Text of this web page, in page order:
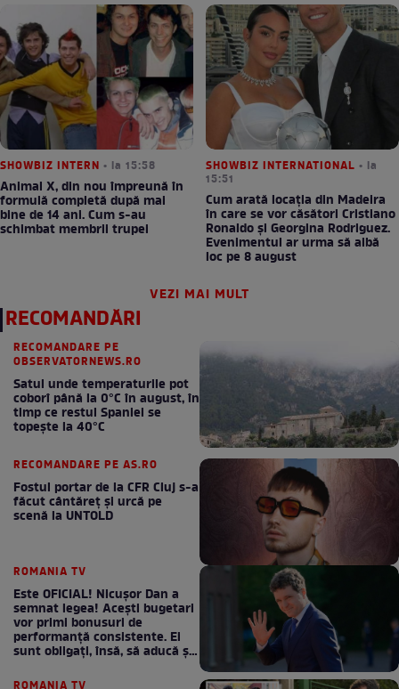
SHOWBIZ INTERN • la 15:58
Animal X, din nou împreună în
formulă completă după mai
bine de 14 ani. Cum s-au
schimbat membrii trupei
SHOWBIZ INTERNATIONAL • la
15:51
Cum arată locația din Madeira
în care se vor căsători Cristiano
Ronaldo și Georgina Rodriguez.
Evenimentul ar urma să aibă
loc pe 8 august
VEZI MAI MULT
RECOMANDĂRI
RECOMANDARE PE
OBSERVATORNEWS.RO
Satul unde temperaturile pot
coborî până la 0°C în august, în
timp ce restul Spaniei se
topește la 40°C
RECOMANDARE PE AS.RO
Fostul portar de la CFR Cluj s-a
făcut cântăreţ şi urcă pe
scenă la UNTOLD
ROMANIA TV
Este OFICIAL! Nicușor Dan a
semnat legea! Acești bugetari
vor primi bonusuri de
performanță consistente. Ei
sunt obligați, însă, să aducă și